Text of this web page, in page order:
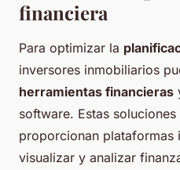
financiera
Para optimizar la
inversores inmobiliarios
herramientas financieras
software. Estas
proporcionan plataformas
visualizar y analizar